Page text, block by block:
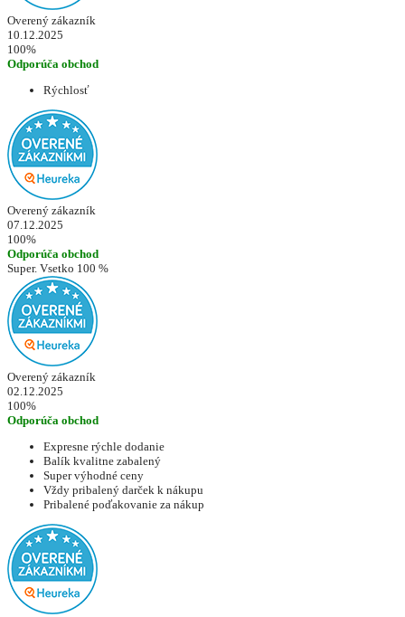
Overený zákazník
10.12.2025
100%
Odporúča obchod
Rýchlosť
Overený zákazník
07.12.2025
100%
Odporúča obchod
Super. Vsetko 100 %
Overený zákazník
02.12.2025
100%
Odporúča obchod
Expresne rýchle dodanie
Balík kvalitne zabalený
Super výhodné ceny
Vždy pribalený darček k nákupu
Pribalené poďakovanie za nákup